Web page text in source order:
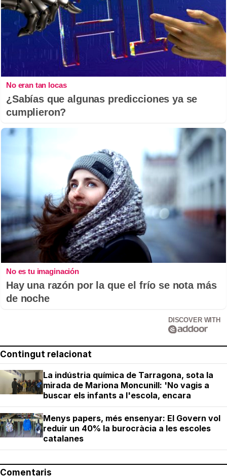
No eran tan locas
¿Sabías que algunas predicciones ya se
cumplieron?
No es tu imaginación
Hay una razón por la que el frío se nota más
de noche
DISCOVER WITH
Contingut relacionat
La indústria química de Tarragona, sota la
mirada de Mariona Moncunill: 'No vagis a
buscar els infants a l'escola, encara
Menys papers, més ensenyar: El Govern vol
reduir un 40% la burocràcia a les escoles
catalanes
Comentaris